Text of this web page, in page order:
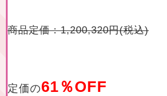
商品定価：1,200,320円(税込)
定価の61％OFF